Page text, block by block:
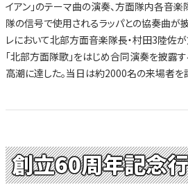
イアン」のテーマ曲の演奏、方面隊内各音
隊の信号で使用されるラッパとの協奏曲が
レにおいて北部方面音楽隊長・村田3陸佐
「北部方面隊歌」をはじめ合同演奏を披露
高潮に達した。当日は約2000名の来場者を
創立60周年記念